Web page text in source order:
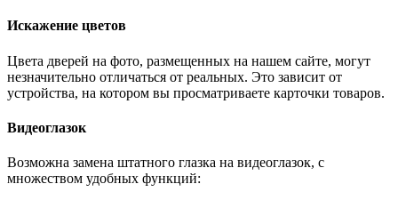
Искажение цветов
Цвета дверей на фото, размещенных на нашем сайте, могут
незначительно отличаться от реальных. Это зависит от
устройства, на котором вы просматриваете карточки товаров.
Видеоглазок
Возможна замена штатного глазка на видеоглазок, с
множеством удобных функций: